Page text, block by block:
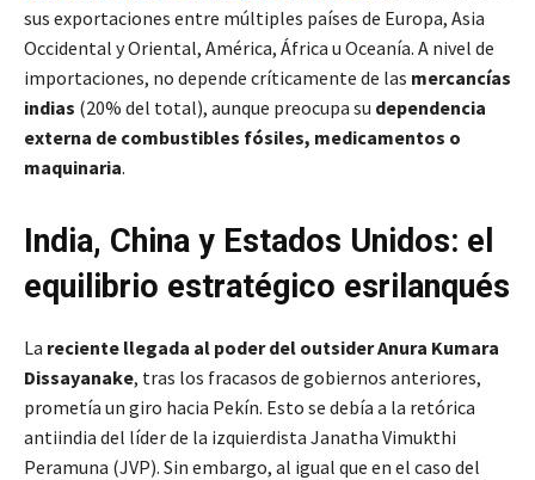
sus exportaciones entre múltiples países de Europa, Asia
Occidental y Oriental, América, África u Oceanía. A nivel de
importaciones, no depende críticamente de las mercancías
indias (20% del total), aunque preocupa su dependencia
externa de combustibles fósiles, medicamentos o
maquinaria.
India, China y Estados Unidos: el
equilibrio estratégico esrilanqués
La reciente llegada al poder del outsider Anura Kumara
Dissayanake, tras los fracasos de gobiernos anteriores,
prometía un giro hacia Pekín. Esto se debía a la retórica
antiindia del líder de la izquierdista Janatha Vimukthi
Peramuna (JVP). Sin embargo, al igual que en el caso del